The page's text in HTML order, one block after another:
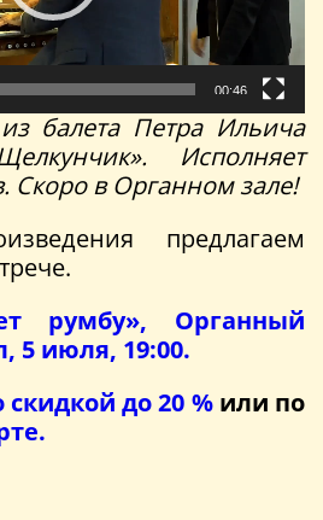
00:46
балета Петра Ильича
Исполняет
в Органном зале!
предлагаем
румбу», Органный
5 июля, 19:00.
скидкой до 20 %или по